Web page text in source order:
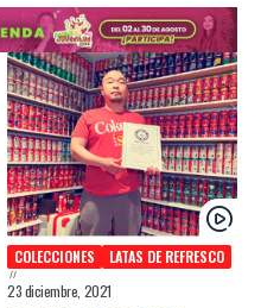
COLECCIONES
LATAS DE REFRESCO
23 diciembre, 2021